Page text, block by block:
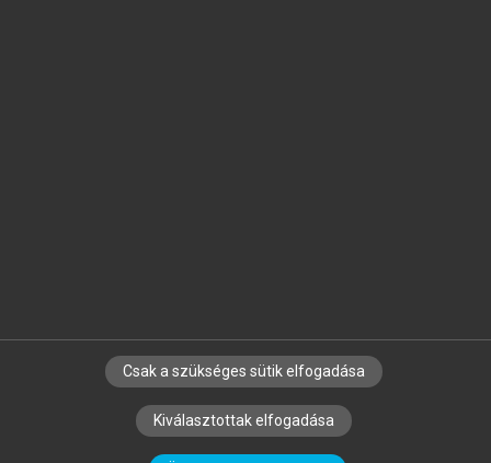
SZERZŐKNEK CÉGEKNEK KÖNYVTÁROSOKNAK
SZERKESZTÉSI ÉS LEKTORÁLÁSI ALAPELVEK
Csak a szükséges sütik elfogadása
Kiválasztottak elfogadása